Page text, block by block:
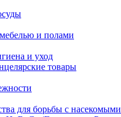
мебелью и полами
и уход
товары
для борьбы с